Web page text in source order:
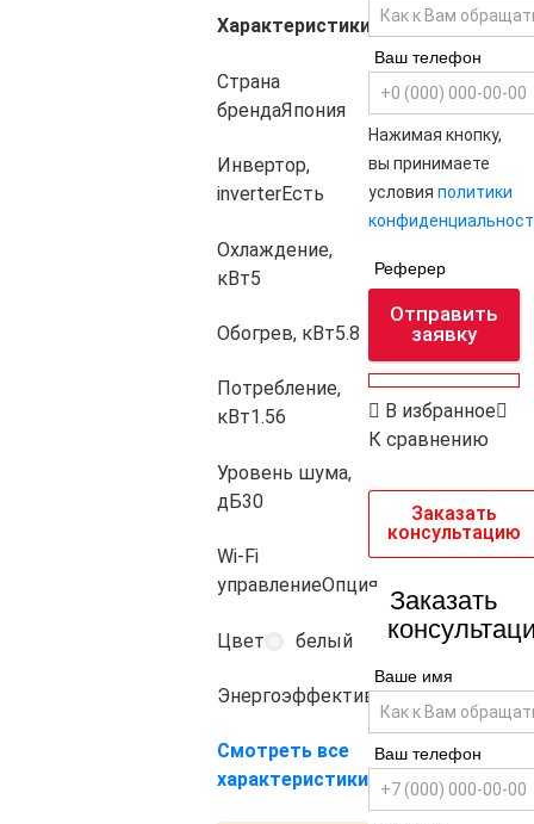
Ваш телефон
Нажимая кнопку,
вы принимаете
условия политики
Реферер
Отправить
заявку
В избранное
К сравнению
Заказать
консультацию
Заказать
Ваше имя
Ваш телефон
Характеристики
Страна
брендаЯпония
Инвертор,
inverterЕсть
Охлаждение,
кВт5
Обогрев, кВт5.8
Потребление,
кВт1.56
Уровень шума,
дБ30
Wi-Fi
управлениеОпция
Цвет белый
ЭнергоэффективностьA++
Смотреть все
характеристики